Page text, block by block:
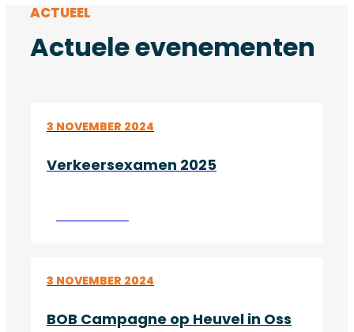
ACTUEEL
Actuele evenementen
3 NOVEMBER 2024
Verkeersexamen 2025
3 NOVEMBER 2024
BOB Campagne op Heuvel in Oss